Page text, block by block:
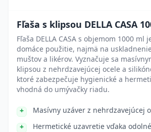
Fľaša s klipsou DELLA CASA
Fľaša DELLA CASA s objemom 1000 ml
domáce použitie, najmä na
muštov a likérov. Vyznačuje sa
klipsou z nehrdzavejúcej ocele a
ktoré zabezpečuje hygienické a
vhodná do umývačky riadu.
Masívny uzáver z nehrdzavejúcej
Hermetické uzavretie vďaka